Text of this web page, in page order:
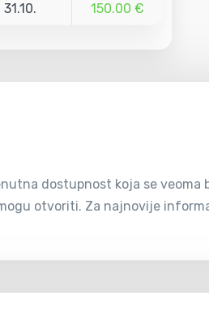
31.10. 150.00 €
dostupnost koja se
otvoriti. Za najnovije